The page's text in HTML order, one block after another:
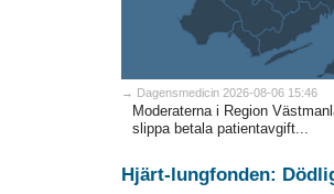
→ Dagensmedicin 2026-08-06 15:46
Moderaterna i Region
slippa betala patientavgift...
Hjärt-lungfonden: